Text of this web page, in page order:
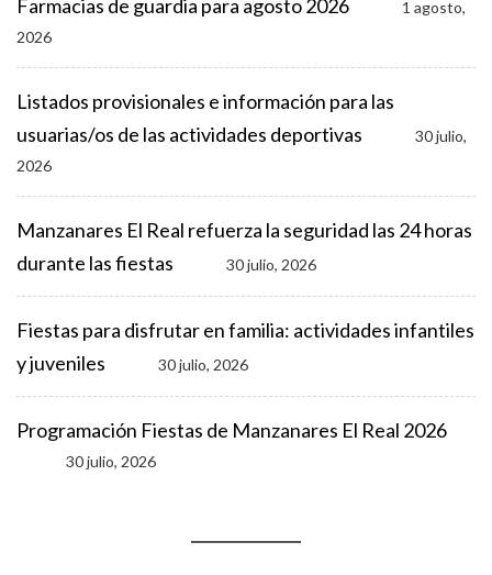
Farmacias de guardia para agosto 2026
1 agosto,
2026
Listados provisionales e información para las
usuarias/os de las actividades deportivas
30 julio,
2026
Manzanares El Real refuerza la seguridad las 24 horas
durante las fiestas
30 julio, 2026
Fiestas para disfrutar en familia: actividades infantiles
y juveniles
30 julio, 2026
Programación Fiestas de Manzanares El Real 2026
30 julio, 2026